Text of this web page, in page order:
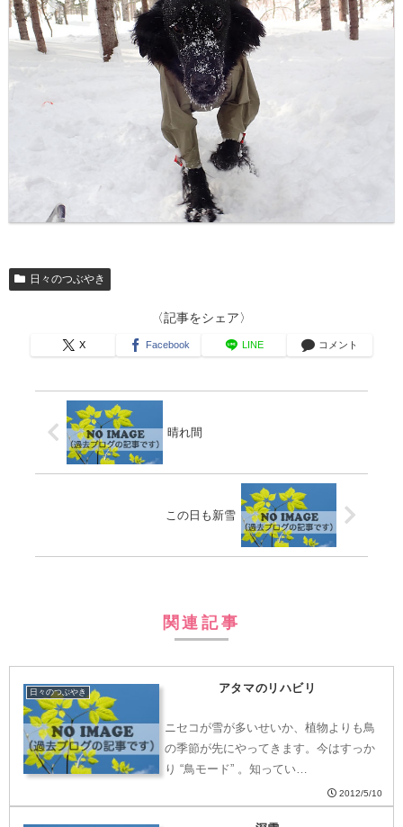
日々のつぶやき
〈記事をシェア〉
X Facebook LINE コメント
晴れ間
この日も新雪
関連記事
日々のつぶやき アタマのリハビリ
ニセコが雪が多いせいか、植物よりも鳥
の季節が先にやってきます。今はすっか
り “鳥モード” 。知ってい…
2012/5/10